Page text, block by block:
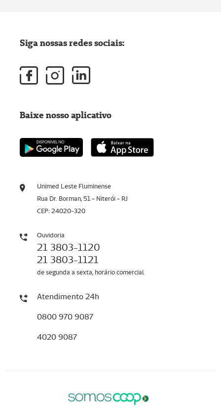
Unimed Leste Fluminense
Rua Dr. Borman, 51 - Niterói - RJ
CEP: 24020-320
Ouvidoria
21 3803-1120
21 3803-1121
de segunda a sexta, horário comercial
Atendimento 24h
0800 970 9087
4020 9087
Siga nossas redes sociais:
Baixe nosso aplicativo